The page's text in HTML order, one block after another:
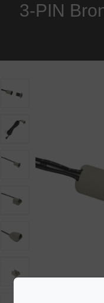
3-PIN